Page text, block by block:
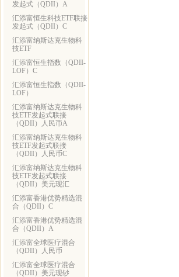
发起式（QDII）A
汇添富恒生科技ETF联接
发起式（QDII）C
汇添富纳斯达克生物科
技ETF
汇添富恒生指数（QDII-
LOF）C
汇添富恒生指数（QDII-
LOF）
汇添富纳斯达克生物科
技ETF发起式联接
（QDII）人民币A
汇添富纳斯达克生物科
技ETF发起式联接
（QDII）人民币C
汇添富纳斯达克生物科
技ETF发起式联接
（QDII）美元现汇
汇添富香港优势精选混
合（QDII）C
汇添富香港优势精选混
合（QDII）A
汇添富全球医疗混合
（QDII）人民币
汇添富全球医疗混合
（QDII）美元现钞